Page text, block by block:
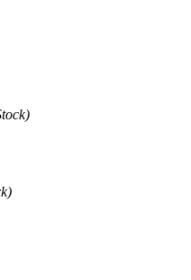
de BTR